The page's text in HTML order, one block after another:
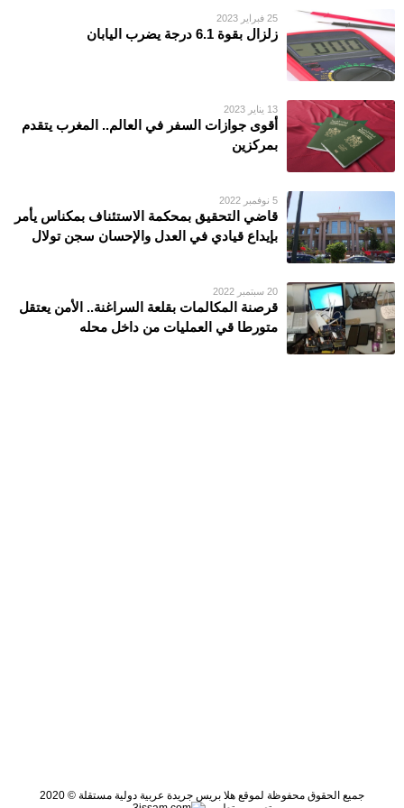
25 فبراير 2023
زلزال بقوة 6.1 درجة يضرب اليابان
13 يناير 2023
أقوى جوازات السفر في العالم.. المغرب يتقدم
بمركزين
5 نوفمبر 2022
قاضي التحقيق بمحكمة الاستئناف بمكناس يأمر
بإيداع قيادي في العدل والإحسان سجن تولال
20 سبتمبر 2022
قرصنة المكالمات بقلعة السراغنة.. الأمن يعتقل
متورطا قي العمليات من داخل محله
جميع الحقوق محفوظة لموقع هلا بريس جريدة عربية دولية مستقلة © 2020